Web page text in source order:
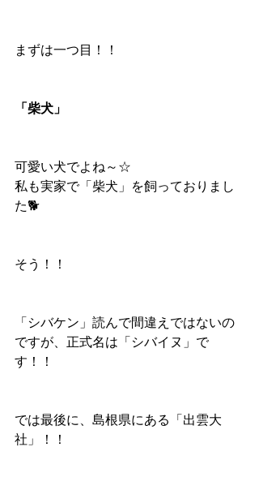
まずは一つ目！！
「柴犬」
可愛い犬でよね～☆
私も実家で「柴犬」を飼っておりまし
た🐕
そう！！
「シバケン」読んで間違えではないの
ですが、正式名は「シバイヌ」で
す！！
では最後に、島根県にある「出雲大
社」！！